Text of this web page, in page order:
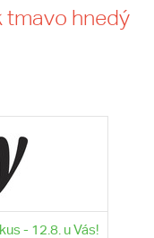
tmavo hnedý
- 12.8. u Vás!